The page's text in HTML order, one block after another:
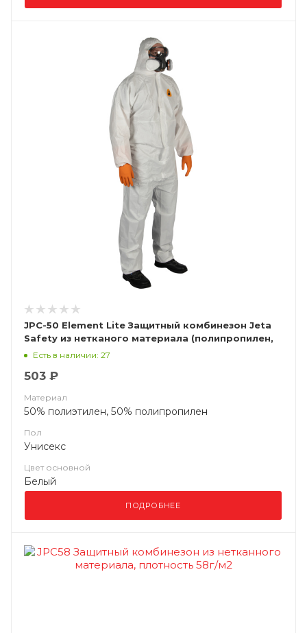
JPC-50 Element Lite Защитный комбинезон Jeta
Safety из нетканого материала (полипропилен,
ламинированный полиэтиленом (микропористая
Есть в наличии: 27
503 ₽
Материал
50% полиэтилен, 50% полипропилен
Пол
Унисекс
Цвет основной
Белый
ПОДРОБНЕЕ